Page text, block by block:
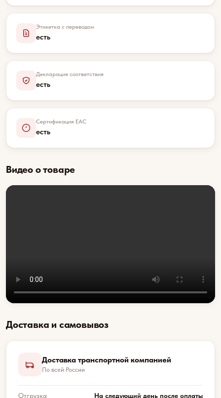
Этикетка с переводом
есть
Декларация соответствия
есть
Сертификация EAC
есть
Видео о товаре
Доставка и самовывоз
Доставка транспортной компанией
По всей России
Отгрузка На следующий день после оплаты